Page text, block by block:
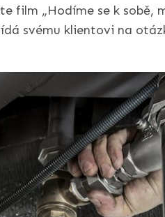
film „Hodíme se k sobě,
svému klientovi na